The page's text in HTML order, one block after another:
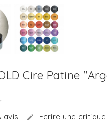
Cire Patine
avis  Ecrire une critique